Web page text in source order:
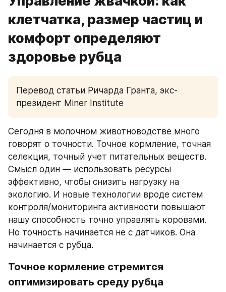
клетчатка, размер частиц и
комфорт определяют
здоровье рубца
Перевод статьи Ричарда Гранта, экс-
президент Miner Institute
Сегодня в молочном животноводстве много
говорят о точности. Точное кормление, точная
селекция, точный учет питательных веществ.
Смысл один — использовать ресурсы
эффективно, чтобы снизить нагрузку на
экологию. И новые технологии вроде систем
контроля/мониторинга активности повышают
нашу способность точно управлять коровами.
Но точность начинается не с датчиков. Она
начинается с рубца.
Точное кормление стремится
оптимизировать среду рубца